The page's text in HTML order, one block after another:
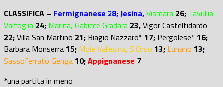
CLASSIFICA – Fermignanese 28; Jesina,Vismara 26; Tavullia
Valfoglia 24; Marina, Gabicce Gradara 23,Vigor Castelfidardo
22;Villa San Martino 21; Biagio Nazzaro* 17; Pergolese* 16;
Barbara Monserra15; Moie Vallesina, S.Orso 13; Lunano 13;
Sassoferrato Genga10;Appignanese 7
*una partita in meno